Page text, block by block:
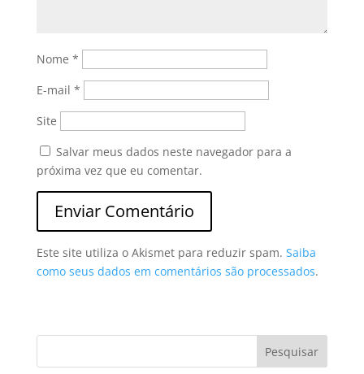
Nome *
E-mail *
Site
Salvar meus dados neste navegador para a
próxima vez que eu comentar.
Este site utiliza o Akismet para reduzir spam. Saiba
como seus dados em comentários são processados.
Pesquisar